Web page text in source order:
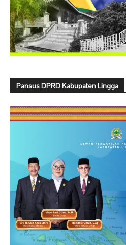
Pansus DPRD Kabupaten Lingga